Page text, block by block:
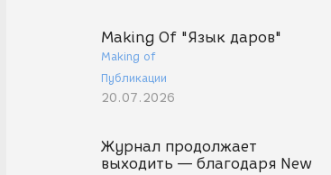
Making Of "Язык даров"
Making of
Публикации
20.07.2026
Журнал продолжает
выходить — благодаря New